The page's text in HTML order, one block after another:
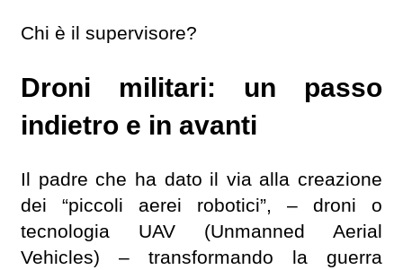
Chi è il supervisore?
Droni militari: un passo
indietro e in avanti
Il padre che ha dato il via alla creazione
dei “piccoli aerei robotici”, – droni o
tecnologia UAV (Unmanned Aerial
Vehicles) – transformando la guerra